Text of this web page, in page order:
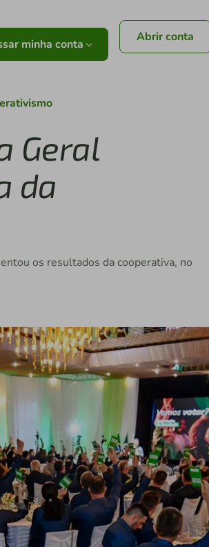
minha conta Abrir conta
Geral
da
os resultados da cooperativa, no